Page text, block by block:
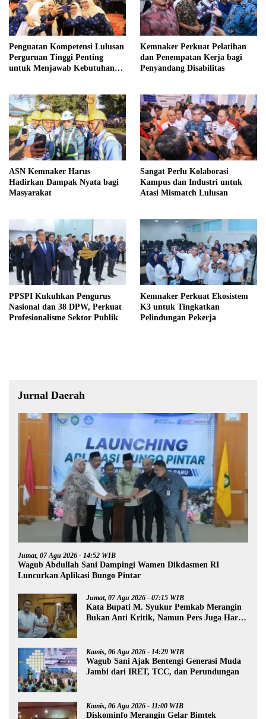
Penguatan Kompetensi Lulusan
Perguruan Tinggi Penting
untuk Menjawab Kebutuhan
Kemnaker Perkuat Pelatihan
dan Penempatan Kerja bagi
Penyandang Disabilitas
ASN Kemnaker Harus
Hadirkan Dampak Nyata bagi
Masyarakat
Sangat Perlu Kolaborasi
Kampus dan Industri untuk
Atasi Mismatch Lulusan
PPSPI Kukuhkan Pengurus
Nasional dan 38 DPW, Perkuat
Profesionalisme Sektor Publik
Kemnaker Perkuat Ekosistem
K3 untuk Tingkatkan
Pelindungan Pekerja
Jurnal Daerah
Jumat, 07 Agu 2026 - 14:52 WIB
Wagub Abdullah Sani Dampingi Wamen Dikdasmen RI
Luncurkan Aplikasi Bungo Pintar
Jumat, 07 Agu 2026 - 07:15 WIB
Kata Bupati M. Syukur Pemkab Merangin
Bukan Anti Kritik, Namun Pers Juga Harus
Kamis, 06 Agu 2026 - 14:29 WIB
Wagub Sani Ajak Bentengi Generasi Muda
Jambi dari IRET, TCC, dan Perundungan
Kamis, 06 Agu 2026 - 11:00 WIB
Diskominfo Merangin Gelar Bimtek